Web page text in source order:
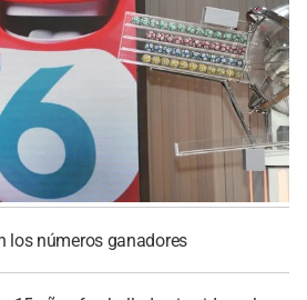
los números ganadores